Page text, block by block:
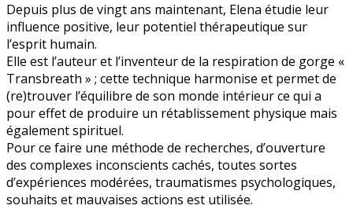
Depuis plus de vingt ans maintenant, Elena étudie leur
influence positive, leur potentiel thérapeutique sur
l’esprit humain.
Elle est l’auteur et l’inventeur de la respiration de gorge «
Transbreath » ; cette technique harmonise et permet de
(re)trouver l’équilibre de son monde intérieur ce qui a
pour effet de produire un rétablissement physique mais
également spirituel.
Pour ce faire une méthode de recherches, d’ouverture
des complexes inconscients cachés, toutes sortes
d’expériences modérées, traumatismes psychologiques,
souhaits et mauvaises actions est utilisée.